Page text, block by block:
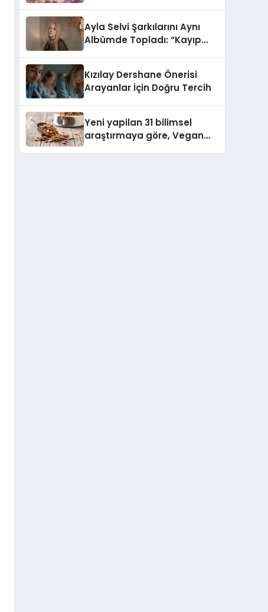
Ayla Selvi Şarkılarını Aynı
Albümde Topladı: “Kayıp
Kızılay Dershane Önerisi
Arayanlar İçin Doğru Tercih
Yeni yapilan 31 bilimsel
araştırmaya göre, Vegan